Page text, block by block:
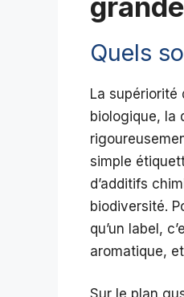
Quels
La supériorité
biologique, la
simple
d’additifs
biodiversité.
qu’un label,
aromatique,